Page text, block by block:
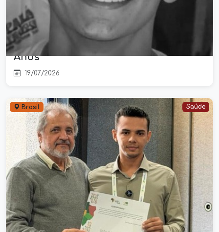
Tragédia Familiar em Belém:
Discussão por Tarefas Domésticas
Termina na Morte de Jovem de 17
Anos
19/07/2026
Brasil Saúde
Saúde pública de Parnarama ganha
visibilidade nacional durante